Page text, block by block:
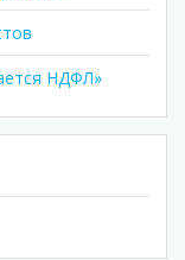
НДФЛ»